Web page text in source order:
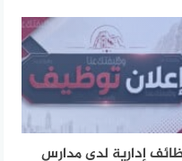
إدارية لدى مدارس